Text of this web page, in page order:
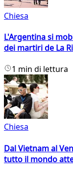
Chiesa
L'Argentina si
dei martiri de La
1 min di lettura
Chiesa
Dal Vietnam al
tutto il mondo